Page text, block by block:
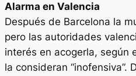
Alarma en Valencia
Después de Barcelona la
pero las autoridades
interés en acogerla, según
la consideran “inofensiva”.